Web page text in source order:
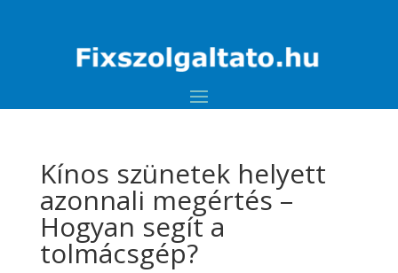
Kínos szünetek helyett
azonnali megértés –
Hogyan segít a
tolmácsgép?